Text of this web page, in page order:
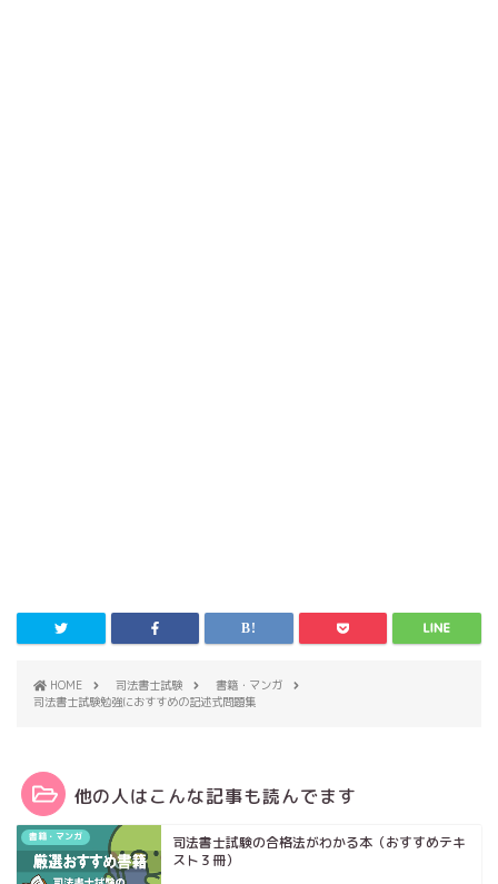
HOME 司法書士試験
書籍・マンガ
司法書士試験勉強におすすめの記述式問題集
他の人はこんな記事も読んでます
書籍・マンガ
司法書士試験の合格法がわかる本（おすすめテキ
スト３冊）